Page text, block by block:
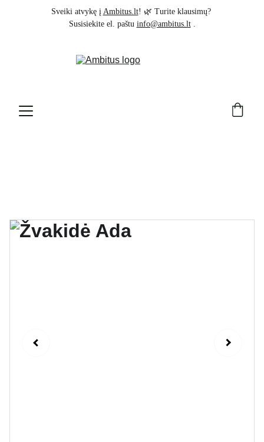
Sveiki atvykę į Ambitus.lt! 🌿 Turite klausimų?
Susisiekite el. paštu info@ambitus.lt .